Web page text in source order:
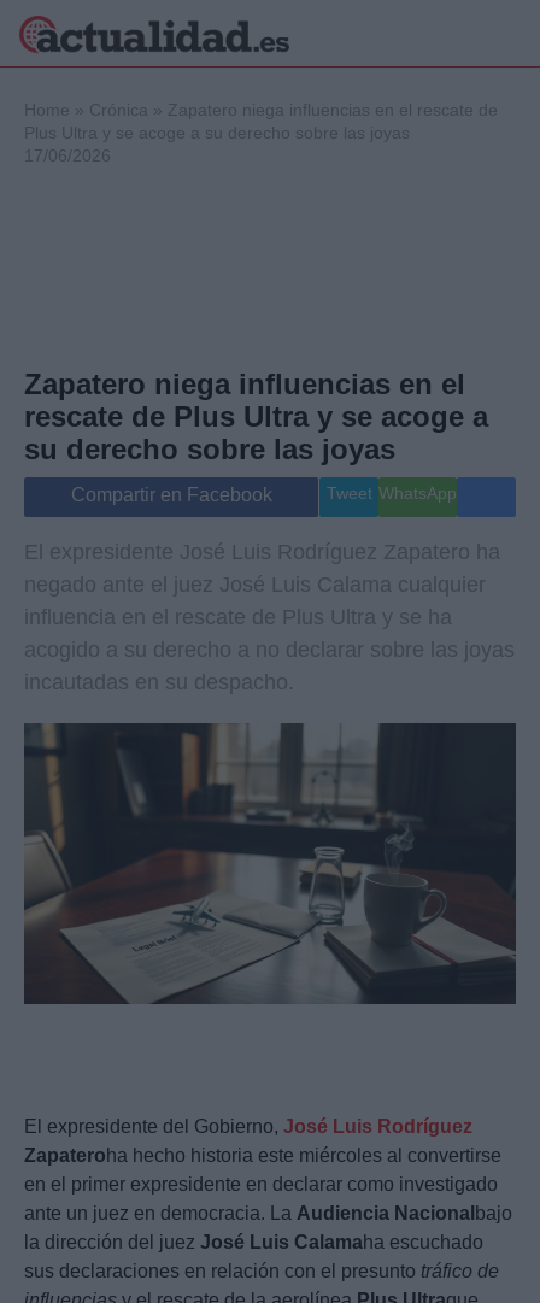
Internacional
Viajes
Gente
Musica
Home » Crónica » Zapatero niega influencias en el rescate de
Plus Ultra y se acoge a su derecho sobre las joyas
17/06/2026
Zapatero niega influencias en el
rescate de Plus Ultra y se acoge a
su derecho sobre las joyas
Compartir en Facebook Tweet WhatsApp
El expresidente José Luis Rodríguez Zapatero ha
negado ante el juez José Luis Calama cualquier
influencia en el rescate de Plus Ultra y se ha
acogido a su derecho a no declarar sobre las joyas
incautadas en su despacho.
El expresidente del Gobierno, José Luis Rodríguez
Zapatero ha hecho historia este miércoles al convertirse
en el primer expresidente en declarar como investigado
ante un juez en democracia. La Audiencia Nacional bajo
la dirección del juez José Luis Calamaha escuchado
sus declaraciones en relación con el presunto tráfico de